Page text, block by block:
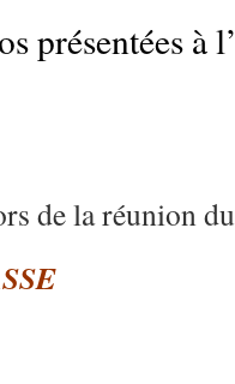
présentées à
de la réunion